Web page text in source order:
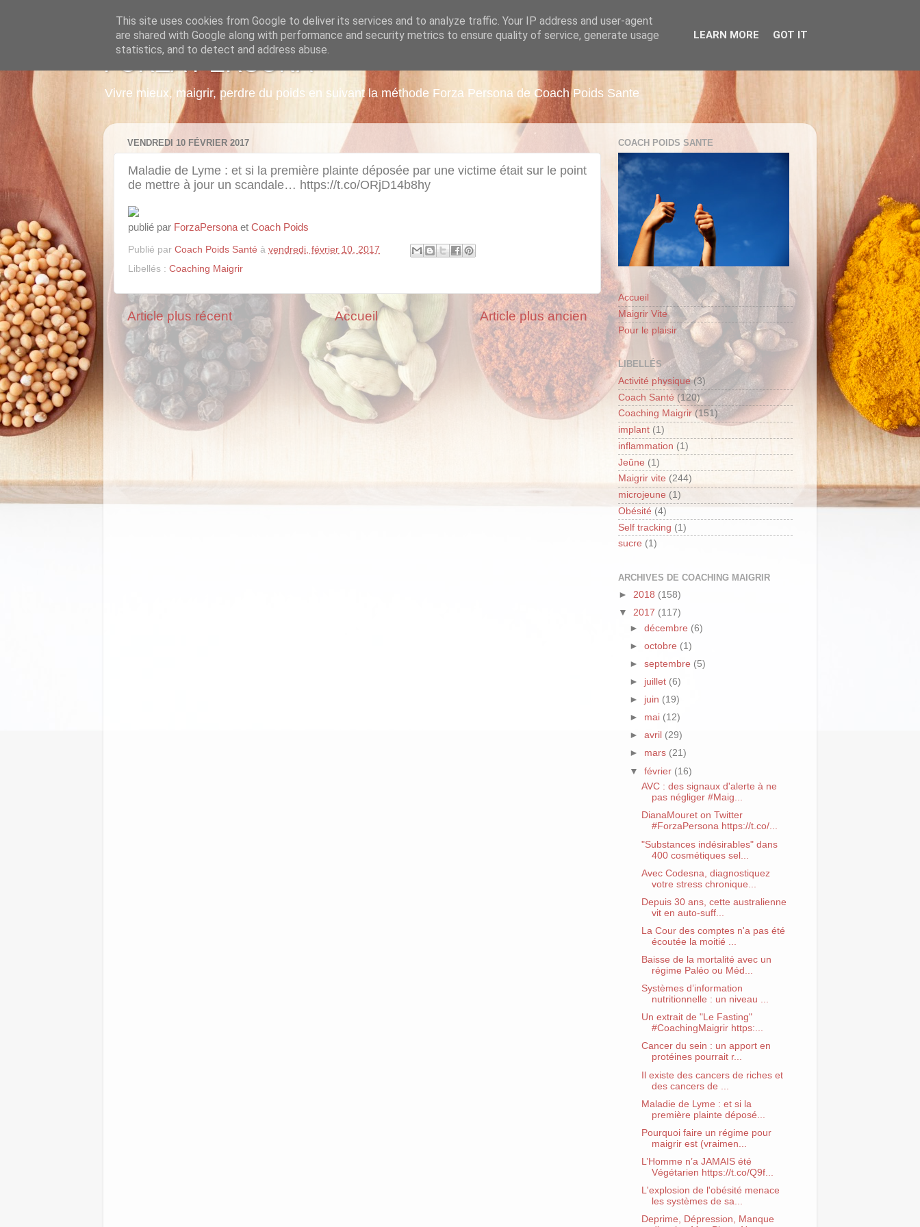
FORZA PERSONA
Vivre mieux, maigrir, perdre du poids en suivant la méthode Forza Persona de Coach Poids Sante
VENDREDI 10 FÉVRIER 2017
Maladie de Lyme : et si la première plainte déposée par une victime était sur le point
de mettre à jour un scandale… https://t.co/ORjD14b8hy
publié par ForzaPersona et Coach Poids
Publié par Coach Poids Santé à vendredi, février 10, 2017
Libellés : Coaching Maigrir
Article plus récent Article plus ancien
Accueil
COACH POIDS SANTE
Accueil
Maigrir Vite
Pour le plaisir
LIBELLÉS
Activité physique (3)
Coach Santé (120)
Coaching Maigrir (151)
implant (1)
inflammation (1)
Jeûne (1)
Maigrir vite (244)
microjeune (1)
Obésité (4)
Self tracking (1)
sucre (1)
ARCHIVES DE COACHING MAIGRIR
► 2018 (158)
▼ 2017 (117)
►décembre (6)
►octobre (1)
►septembre (5)
► juillet (6)
► juin (19)
► mai (12)
►avril (29)
► mars (21)
▼février (16)
AVC : des signaux d'alerte à ne
pas négliger #Maig...
DianaMouret on Twitter
#ForzaPersona https://t.co/...
"Substances indésirables" dans
400 cosmétiques sel...
Avec Codesna, diagnostiquez
votre stress chronique...
Depuis 30 ans, cette australienne
vit en auto-suff...
La Cour des comptes n'a pas été
écoutée la moitié ...
Baisse de la mortalité avec un
régime Paléo ou Méd...
Systèmes d’information
nutritionnelle : un niveau ...
Un extrait de "Le Fasting"
#CoachingMaigrir https:...
Cancer du sein : un apport en
protéines pourrait r...
Il existe des cancers de riches et
des cancers de ...
Maladie de Lyme : et si la
première plainte déposé...
Pourquoi faire un régime pour
maigrir est (vraimen...
L’Homme n’a JAMAIS été
Végétarien https://t.co/Q9f...
L'explosion de l'obésité menace
les systèmes de sa...
Deprime, Dépression, Manque
This site uses cookies from Google to deliver its services and to analyze traffic. Your IP address and user-agent
are shared with Google along with performance and security metrics to ensure quality of service, generate usage
statistics, and to detect and address abuse.
LEARN MORE GOT IT